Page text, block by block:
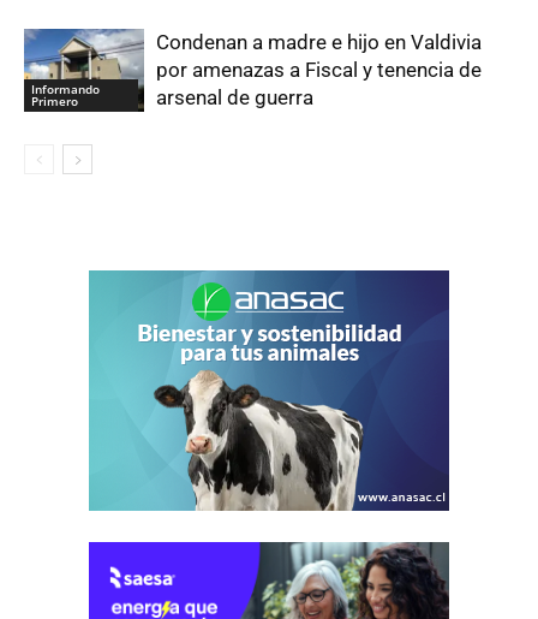
Informando
Primero
Condenan a madre e hijo en Valdivia
por amenazas a Fiscal y tenencia de
arsenal de guerra